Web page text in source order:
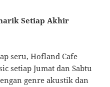
Setiap Akhir
seru, Hofland Cafe
setiap Jumat dan Sabtu
genre akustik dan